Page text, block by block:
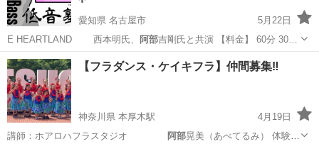
愛知県 名古屋市
5月22日
E HEARTLAND 西本明氏、
阿部 吉剛氏と共演 【料金】 60分 30…
愛知 名古屋市 ベース スタジオ
【フラダンス・ケイキフラ】仲間募集‼︎
神奈川県 本厚木駅
4月19日
講師：ホアロハフラスタジオ
阿部晃美（あべてるみ） 体験レ